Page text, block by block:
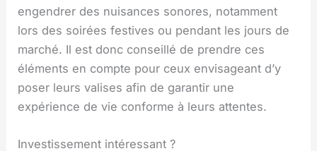
engendrer des nuisances sonores, notamment
lors des soirées festives ou pendant les jours de
marché. Il est donc conseillé de prendre ces
éléments en compte pour ceux envisageant d’y
poser leurs valises afin de garantir une
expérience de vie conforme à leurs attentes.
Investissement intéressant ?